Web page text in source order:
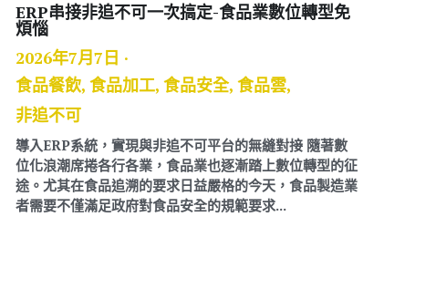
ERP串接非追不可一次搞定-食品業數位轉型免
煩惱
2026年7月7日 ·
食品餐飲, 食品加工, 食品安全, 食品雲,
非追不可
導入ERP系統，實現與非追不可平台的無縫對接 隨著數
位化浪潮席捲各行各業，食品業也逐漸踏上數位轉型的征
途。尤其在食品追溯的要求日益嚴格的今天，食品製造業
者需要不僅滿足政府對食品安全的規範要求...